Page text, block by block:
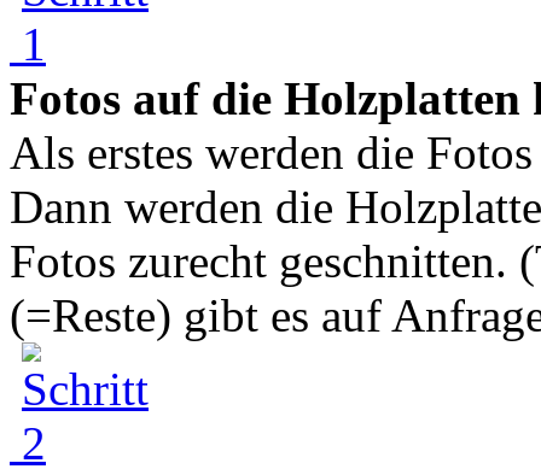
Fotos auf die Holzplatten
Als erstes werden die
Dann werden die
Fotos zurecht geschnitten.
(=Reste) gibt es auf